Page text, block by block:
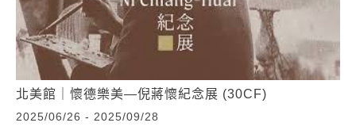
北美館｜懷德樂美—倪蔣懷紀念展 (30CF)
2025/06/26 - 2025/09/28